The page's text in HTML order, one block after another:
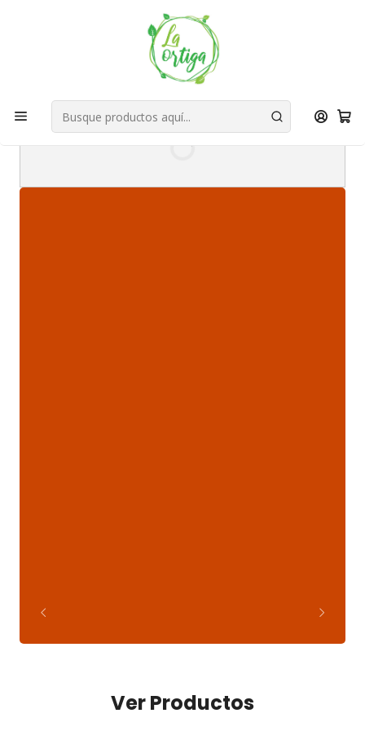
Bienvenid@s a quienes quieren un planeta más verde...
Nuestra Misión
Marcas Casa Nativa
Ver Productos